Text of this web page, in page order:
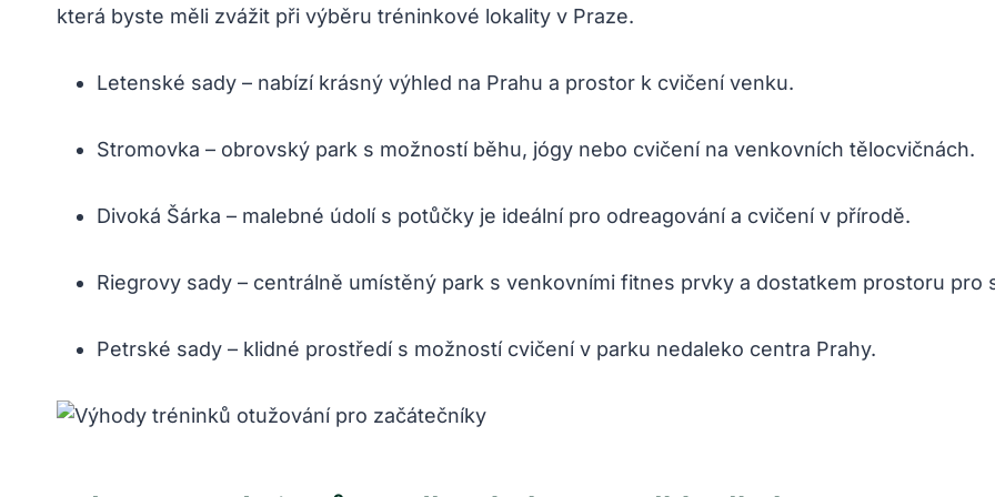
která byste měli zvážit při výběru tréninkové lokality v Praze.
Letenské sady – nabízí krásný výhled na Prahu a prostor k cvičení venku.
Stromovka – obrovský park s možností běhu, jógy nebo cvičení na venkovních tělocvičnách.
Divoká Šárka – malebné údolí s potůčky je ideální pro odreagování a cvičení v přírodě.
Riegrovy sady – centrálně umístěný park s venkovními fitnes prvky a dostatkem prostoru pro
Petrské sady – klidné prostředí s možností cvičení v parku nedaleko centra Prahy.